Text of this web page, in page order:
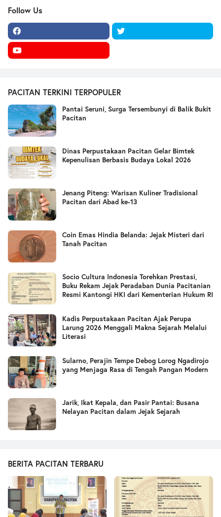
Follow Us
PACITAN TERKINI TERPOPULER
Pantai Seruni, Surga Tersembunyi di Balik Bukit
Pacitan
Dinas Perpustakaan Pacitan Gelar Bimtek
Kepenulisan Berbasis Budaya Lokal 2026
Jenang Piteng: Warisan Kuliner Tradisional
Pacitan dari Abad ke-13
Coin Emas Hindia Belanda: Jejak Misteri dari
Tanah Pacitan
Socio Cultura Indonesia Torehkan Prestasi,
Buku Rekam Jejak Peradaban Dunia Pacitanian
Resmi Kantongi HKI dari Kementerian Hukum RI
Kadis Perpustakaan Pacitan Ajak Perupa
Larung 2026 Menggali Makna Sejarah Melalui
Literasi
Sularno, Perajin Tempe Debog Lorog Ngadirojo
yang Menjaga Rasa di Tengah Pangan Modern
Jarik, Ikat Kepala, dan Pasir Pantai: Busana
Nelayan Pacitan dalam Jejak Sejarah
BERITA PACITAN TERBARU